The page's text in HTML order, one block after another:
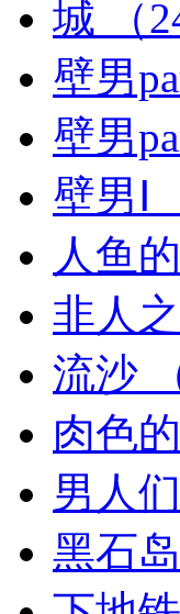
城
（
壁男
壁男
壁男Ⅰ
人鱼
非人
流沙
肉色
男人
黑石